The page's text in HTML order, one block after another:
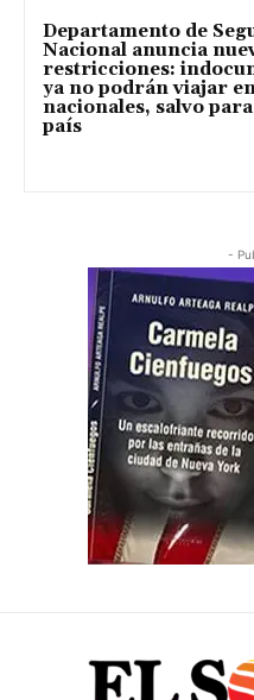
Departamento de
Nacional anuncia
restricciones:
ya no podrán viajar
nacionales, salvo
país
-